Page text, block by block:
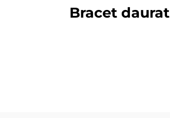
Bracet daurat